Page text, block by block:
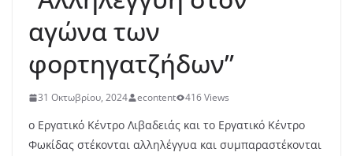
αγώνα των
φορτηγατζήδων”
31 Οκτωβρίου, 2024 econtent 416 Views
ο Εργατικό Κέντρο Λιβαδειάς και το Εργατικό Κέντρο
Φωκίδας στέκονται αλληλέγγυα και συμπαραστέκονται